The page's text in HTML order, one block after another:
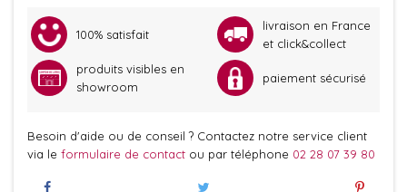
100% satisfait
livraison en France
et click&collect
produits visibles en
showroom
paiement sécurisé
Besoin d'aide ou de conseil ? Contactez notre service client
via le formulaire de contact ou par téléphone 02 28 07 39 80